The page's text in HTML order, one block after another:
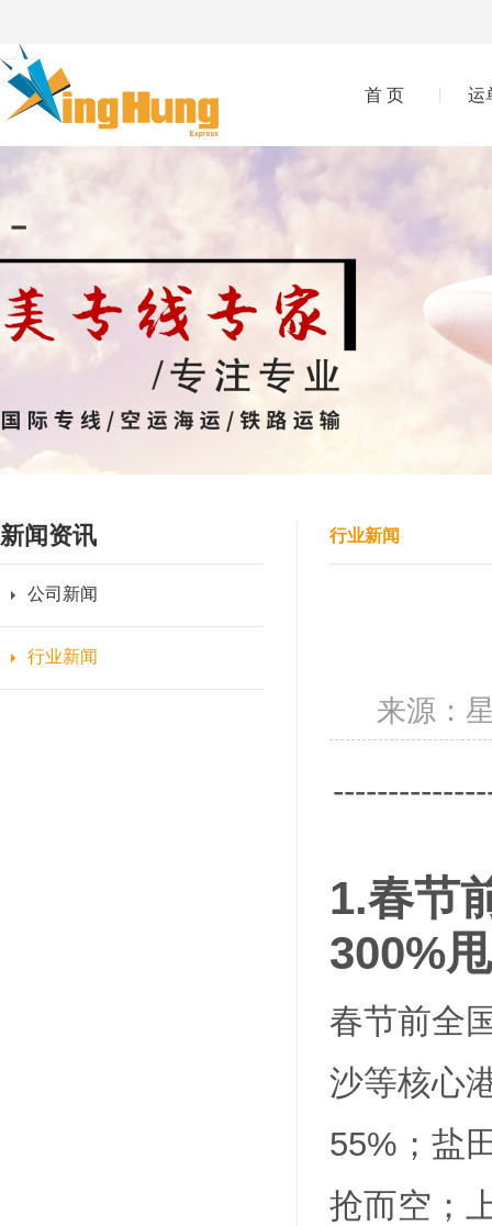
首 页 运
新闻资讯
公司新闻
行业新闻
行业新闻
来源：
1.春节
300%
春节前全
沙等核心
55%；盐
抢而空；